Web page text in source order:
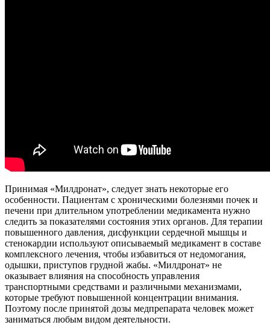
Принимая «Милдронат», следует знать некоторые его
особенности. Пациентам с хроническими болезнями почек и
печени при длительном употреблении медикамента нужно
следить за показателями состояния этих органов. Для терапии
повышенного давления, дисфункции сердечной мышцы и
стенокардии используют описываемый медикамент в составе
комплексного лечения, чтобы избавиться от недомогания,
одышки, приступов грудной жабы. «Милдронат» не
оказывает влияния на способность управления
транспортными средствами и различными механизмами,
которые требуют повышенной концентрации внимания.
Поэтому после принятой дозы медпрепарата человек может
заниматься любым видом деятельности.